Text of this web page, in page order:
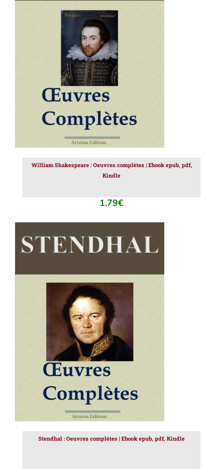
AJOUTER AU PANIER / DÉTAILS
William Shakespeare : Oeuvres complètes | Ebook epub, pdf,
Kindle
1.79€
AJOUTER AU PANIER / DÉTAILS
Stendhal : Oeuvres complètes | Ebook epub, pdf, Kindle